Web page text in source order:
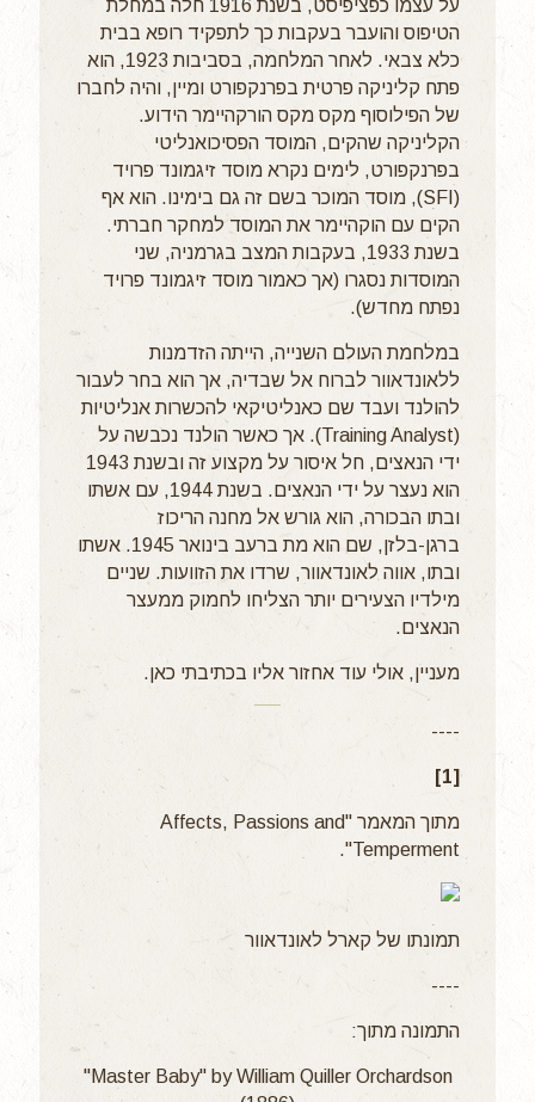
על עצמו כפציפיסט, בשנת 1916 חלה במחלת
הטיפוס והועבר בעקבות כך לתפקיד רופא בבית
כלא צבאי. לאחר המלחמה, בסביבות 1923, הוא
פתח קליניקה פרטית בפרנקפורט ומיין, והיה לחברו
של הפילוסוף מקס מקס הורקהיימר הידוע.
הקליניקה שהקים, המוסד הפסיכואנליטי
בפרנקפורט, לימים נקרא מוסד זיגמונד פרויד
(SFI), מוסד המוכר בשם זה גם בימינו. הוא אף
הקים עם הוקהיימר את המוסד למחקר חברתי.
בשנת 1933, בעקבות המצב בגרמניה, שני
המוסדות נסגרו (אך כאמור מוסד זיגמונד פרויד
נפתח מחדש).
במלחמת העולם השנייה, הייתה הזדמנות
ללאונדאוור לברוח אל שבדיה, אך הוא בחר לעבור
להולנד ועבד שם כאנליטיקאי להכשרות אנליטיות
(Training Analyst). אך כאשר הולנד נכבשה על
ידי הנאצים, חל איסור על מקצוע זה ובשנת 1943
הוא נעצר על ידי הנאצים. בשנת 1944, עם אשתו
ובתו הבכורה, הוא גורש אל מחנה הריכוז
ברגן-בלזן, שם הוא מת ברעב בינואר 1945. אשתו
ובתו, אווה לאונדאוור, שרדו את הזוועות. שניים
מילדיו הצעירים יותר הצליחו לחמוק ממעצר
הנאצים.
מעניין, אולי עוד אחזור אליו בכתיבתי כאן.
----
[1]
מתוך המאמר "Affects, Passions and
Temperment".
תמונתו של קארל לאונדאוור
----
התמונה מתוך:
"Master Baby" by William Quiller Orchardson